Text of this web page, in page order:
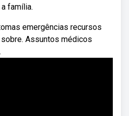
família.
emergências recursos
Assuntos médicos